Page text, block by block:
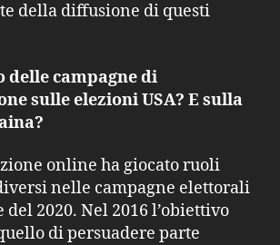
della diffusione di questi
delle campagne di
sulle elezioni USA? E sulla
online ha giocato ruoli
nelle campagne elettorali
del 2020. Nel 2016 l’obiettivo
di persuadere parte